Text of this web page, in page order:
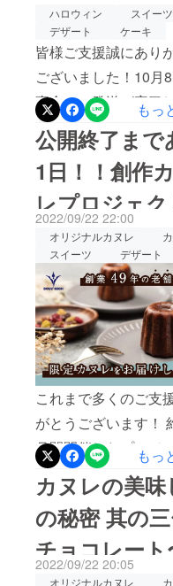
ハロウィン商
ご連絡〜
ハロウィン
スイーツ
デザート
ケーキ
皆様ご支援誠にあり
ございました！10月
事全ての発送が完了
た。是非皆様に召し上
ていただき、幸せな
きを過ごしていただけ
と思います。また、
ご報告なのですが、
までハロウィン限定
販売しております。
定のオリジナルパッ
に包まれた可愛いハ
ンスイーツを是非ご
なってみてください
式オンラインショッ
https://boulmich.shop/
ategory/ct55）ご支
ありがとうございま
引き続きよろしくお
します。
もっ
公開終了まで
1日！！創作
レプロジェク
2022/09/22 22:00
オリジナルカヌレ
スイーツ
デザート
これまで多くのご支
がとうございます！
月間開催したプロジ
も残すところあと1日
ました！！ 初めての
ジェクト開催でしたが
名を超える方からご支
ただく事ができ、 大
もっ
カヌレの美味
の秘密 其の
チョコレート
2022/09/22 20:05
オリジナルカヌレ